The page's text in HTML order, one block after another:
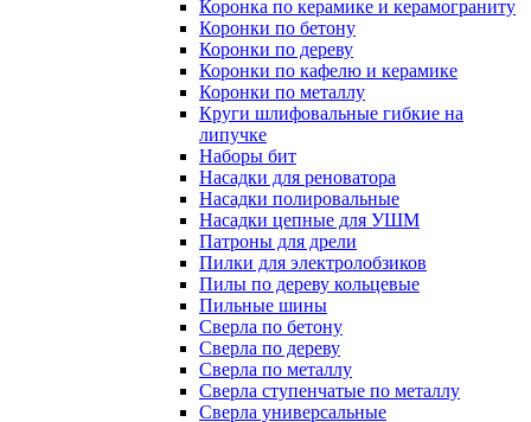
Коронка по керамике и керамограниту
Коронки по бетону
Коронки по дереву
Коронки по кафелю и керамике
Коронки по металлу
Круги шлифовальные гибкие на
липучке
Наборы бит
Насадки для реноватора
Насадки полировальные
Насадки цепные для УШМ
Патроны для дрели
Пилки для электролобзиков
Пилы по дереву кольцевые
Пильные шины
Сверла по бетону
Сверла по дереву
Сверла по металлу
Сверла ступенчатые по металлу
Сверла универсальные